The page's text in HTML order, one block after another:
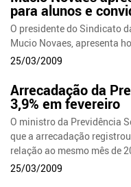
para alunos e
O presidente do Sindicato
Mucio Novaes, apresenta
25/03/2009
Arrecadação da
3,9% em fevereiro
O ministro da Previdência
que a arrecadação
relação ao mesmo mês de
25/03/2009